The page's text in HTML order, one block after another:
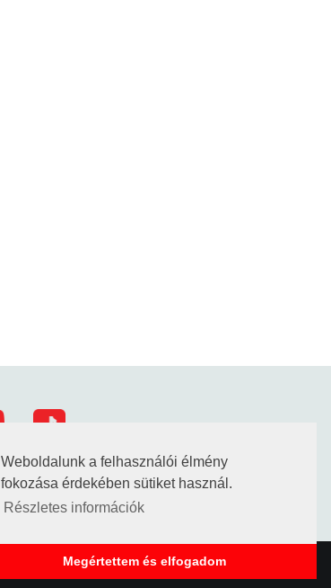
Weboldalunk a felhasználói élmény
fokozása érdekében sütiket használ.
Részletes információk
Megértettem és elfogadom
TAO HATÁROZATOK